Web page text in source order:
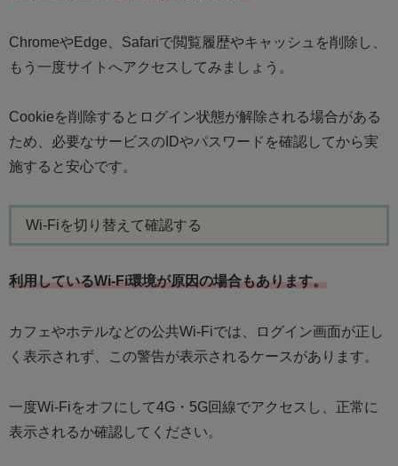
ChromeやEdge、Safariで閲覧履歴やキャッシュを削除し、
もう一度サイトへアクセスしてみましょう。
Cookieを削除するとログイン状態が解除される場合がある
ため、必要なサービスのIDやパスワードを確認してから実
施すると安心です。
Wi-Fiを切り替えて確認する
利用しているWi-Fi環境が原因の場合もあります。
カフェやホテルなどの公共Wi-Fiでは、ログイン画面が正し
く表示されず、この警告が表示されるケースがあります。
一度Wi-Fiをオフにして4G・5G回線でアクセスし、正常に
表示されるか確認してください。